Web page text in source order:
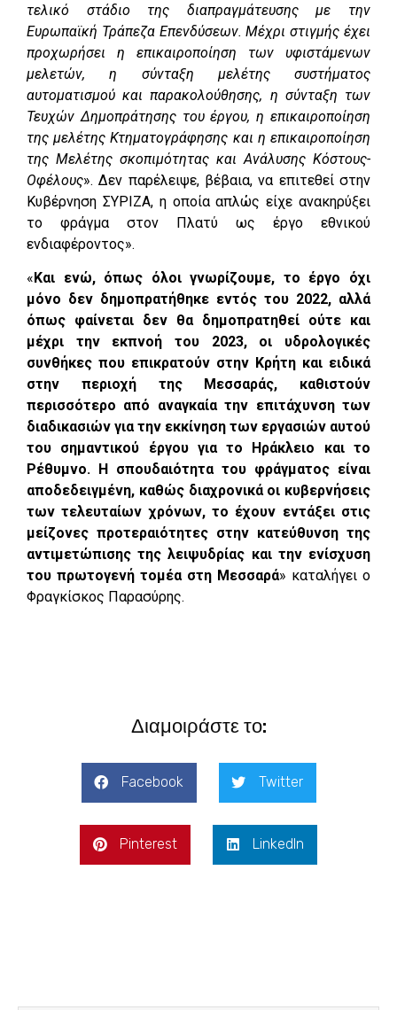
τελικό στάδιο της διαπραγμάτευσης με την
Ευρωπαϊκή Τράπεζα Επενδύσεων. Μέχρι στιγμής έχει
προχωρήσει η επικαιροποίηση των υφιστάμενων
μελετών, η σύνταξη μελέτης συστήματος
αυτοματισμού και παρακολούθησης, η σύνταξη των
Τευχών Δημοπράτησης του έργου, η επικαιροποίηση
της μελέτης Κτηματογράφησης και η επικαιροποίηση
της Μελέτης σκοπιμότητας και Ανάλυσης Κόστους-
Οφέλους». Δεν παρέλειψε, βέβαια, να επιτεθεί στην
Κυβέρνηση ΣΥΡΙΖΑ, η οποία απλώς είχε ανακηρύξει
το φράγμα στον Πλατύ ως έργο εθνικού
ενδιαφέροντος».
«Και ενώ, όπως όλοι γνωρίζουμε, το έργο όχι
μόνο δεν δημοπρατήθηκε εντός του 2022, αλλά
όπως φαίνεται δεν θα δημοπρατηθεί ούτε και
μέχρι την εκπνοή του 2023, οι υδρολογικές
συνθήκες που επικρατούν στην Κρήτη και ειδικά
στην περιοχή της Μεσσαράς, καθιστούν
περισσότερο από αναγκαία την επιτάχυνση των
διαδικασιών για την εκκίνηση των εργασιών αυτού
του σημαντικού έργου για το Ηράκλειο και το
Ρέθυμνο. Η σπουδαιότητα του φράγματος είναι
αποδεδειγμένη, καθώς διαχρονικά οι κυβερνήσεις
των τελευταίων χρόνων, το έχουν εντάξει στις
μείζονες προτεραιότητες στην κατεύθυνση της
αντιμετώπισης της λειψυδρίας και την ενίσχυση
του πρωτογενή τομέα στη Μεσσαρά» καταλήγει ο
Φραγκίσκος Παρασύρης.
Διαμοιράστε το:
Facebook Twitter
Pinterest LinkedIn